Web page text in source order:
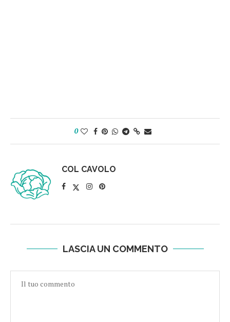
0
COL CAVOLO
LASCIA UN COMMENTO